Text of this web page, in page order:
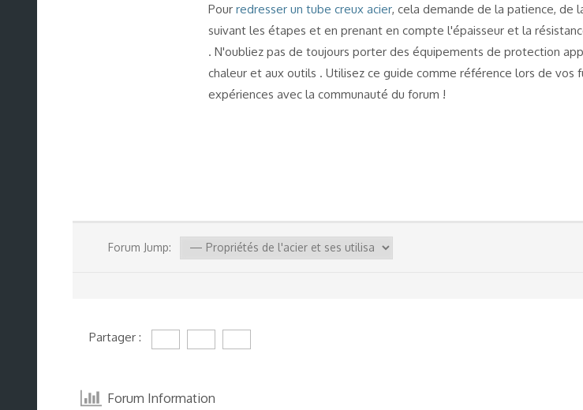
Pour redresser un tube creux acier, cela demande de la patience, de
suivant les étapes et en prenant en compte l'épaisseur et la
. N'oubliez pas de toujours porter des équipements de protection
chaleur et aux outils . Utilisez ce guide comme référence lors de
expériences avec la communauté du forum !
Forum Jump:
Partager :
Forum Information